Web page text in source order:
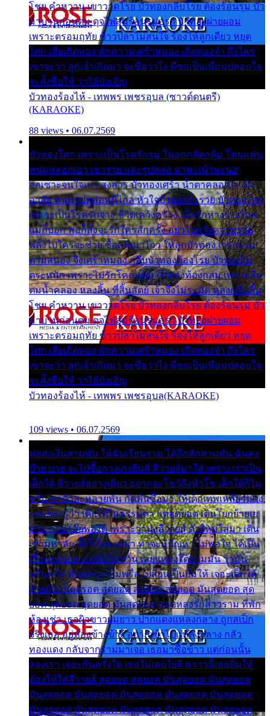
โชย คำหวาน เขาวาดโรย บัวทองกลีบโรย ต้องร้อนรุม บัว
มาบานก่อนตูม ดุจไฟสุมร้อนรุมอุรา บัวทองผ่ายผอม
เพราะตรอมฤทัย ข้าวปลาไม่สนใจ ร้องไห้ลูกเดียว หยุด
โศก เสียเถิดทอง พักความเศร้าหมอง เถิดทองจ๋า ถึงใคร
เขาจะว่า ลูกเจ้าเกิดมา จะชื่อว่าไง พี่ขอเป็นเพื่อนปลอบใจ
จะตั้งชื่อให้ ว่าไอ้บังเอิญ
บัวทองร้องไห้ - เทพพร เพชรอุบล (ซาวด์ดนตรี)
(KARAOKE)
88 views • 06.07.2569
บัวทองโศก เพราะเป็นโรครักรุม ในอกกลัดกลุ้ม โดนแฟน
หนุ่มหลอกเอา เขารวย และรูปหล่อ มาพะเน้าพะนอ
ออเซาะจนใจเบา สงสาร บัวทองเศร้า น้ำตาคลอเบ้า เฝ้า
อาลัย หนุ่มรูปหล่อหนีไกล หัวใจบัวทองระรวย บัวทองโศก
เพราะเป็นโรครักจาง ชีวิตเคว้งคว้าง เมื่อรักห่างร้างไกล
แม่ก็บอก พ่อก็สั่งจะรักใครสักครั้ง อย่าไปหวังความรวย
พลั้งไปใครจะช่วย ซื้อเปลมาไกว ให้ลูกบัวทอง เวรกรรม
ตามสนอง จึงเศร้าหมอง กลีบบัวทองต้องโรย บัวทองไม่
ตระหนัก เพราะไม่รักโคลนตม บัวทองท้องกลม เพราะลืม
ตมน้ำคลอง หลงลิ้น ที่สิ้นสัตย์ เจ้าจึงไม่ระมัด หลงกลิ่นลิ้น
โชย คำหวาน เขาวาดโรย บัวทองกลีบโรย ต้องร้อนรุม บัว
มาบานก่อนตูม ดุจไฟสุมร้อนรุมอุรา บัวทองผ่ายผอม
เพราะตรอมฤทัย ข้าวปลาไม่สนใจ ร้องไห้ลูกเดียว หยุด
โศก เสียเถิดทอง พักความเศร้าหมอง เถิดทองจ๋า ถึงใคร
เขาจะว่า ลูกเจ้าเกิดมา จะชื่อว่าไง พี่ขอเป็นเพื่อนปลอบใจ
จะตั้งชื่อให้ ว่าไอ้บังเอิญ
บัวทองร้องไห้ - เทพพร เพชรอุบล(KARAOKE)
109 views • 06.07.2569
พ่อส่งเงินสามพัน ให้ฉันเรียนราม ได้อีกสักสามพัน ฉันคง
บ๊าย บาย จะไปซื้อกางเกงยีนส์ ลีวายส์มาใส่ เพราะเราเป็น
เด็กใต้ ลีวายส์อย่างเดียว อยากจะโชว์ถึงหิวโซ เด็กใต้ก็ไม่
หวั่น ตกตัวละหลายพัน กัดฟันซื้อมา ให้เด็กเทพเหลียวมอง
และต้องรู้ว่า เด็กใต้ไม่ธรรมดา แต่สุดยอด เดินโยกย้ายเย
ยวน กวนโอ๊ยพอได้ เพราะว่านุ่งลีวายส์ ตัวใหม่ใส่มา เดิน
เข้ามหาลัย จิ๊กโก๊มองหน้า ท่าจะมีปัญหา ไม่พอใจ ได้เป็น
เรื่องแน่นอน แต่ฉันไม่หวั่น เลยแหลงใต้ถามมัน ว่ามัน
พรั่นพรือ มันตอบว่าไม่พรื่อ เปลี่ยนเป็นยิ้มให้ เจอะเด็กใต้
ด้วยกัน ก็เลยรอด สุดยอด สุดยอด สุดยอด มันสุดยอด สุด
ยอด สุดยอด สุดยอด มันสุดยอด แอบหลงรักสาวราม ที่พัก
ห้องเช่า เธอผิวขาวผมยาว ปากแดงแหลงกลาง ถูกสเป็ก
จริงเธอ อยู่ห้องข้างข้าง อยากเข้าไปแหลงกลาง กลัว
ทองแดง กลับจากรามมาเจอ เธอมาซื้อข้าว แต่ก่อนนั้น
สองเรา เจอะกันครั้งใด เธอไม่เคยไยดี คราวนี้เธอยิ้มให้
ต้องให้ใส่ลีวายส์ สุดยอด สุดยอด มันสุดยอด มันสุดยอด
มันสุดยอด มันสุดยอด มันสุดยอด มันสุดยอด มันสุดยอด
มันสุดยอด มันสุดยอด มันสุดยอด มันสุดยอด มันสุดยอด